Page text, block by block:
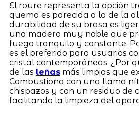
El roure representa la opción
quema es parecida a la de la
durabilidad de su brasa es
una madera muy noble que
fuego tranquilo y constante.
es el preferido para usuarios
cristal contemporáneas. ¿Por
de las leñasmás limpias que
Combustiona con una llama
chispazos y con un residuo de
facilitando la limpieza del